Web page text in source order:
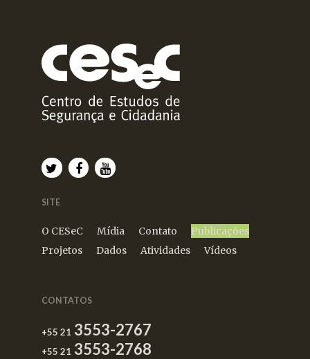
SITE
O CESeC Mídia Contato
Publicações
Projetos
Dados Atividades Vídeos
CONTATOS
+55 21 3553-2767
+55 21 3553-2768